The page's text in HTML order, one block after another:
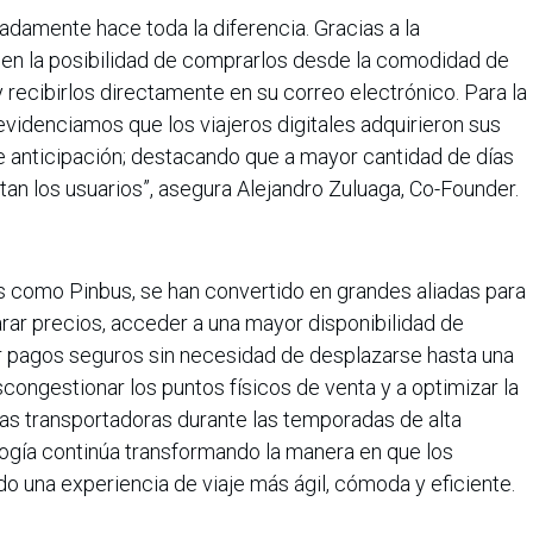
hace toda la diferencia. Gracias a la
la posibilidad de comprarlos desde la comodidad de
recibirlos directamente en su correo electrónico. Para la
que los viajeros digitales adquirieron sus
destacando que a mayor cantidad de días
los usuarios”, asegura Alejandro Zuluaga, Co-Founder.
Pinbus, se han convertido en grandes aliadas para
precios, acceder a una mayor disponibilidad de
seguros sin necesidad de desplazarse hasta una
los puntos físicos de venta y a optimizar la
transportadoras durante las temporadas de alta
continúa transformando la manera en que los
una experiencia de viaje más ágil, cómoda y eficiente.